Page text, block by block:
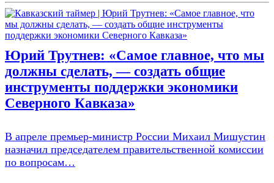
Юрий Трутнев: «Самое главное, что мы
должны сделать, — создать общие
инструменты поддержки экономики
Северного Кавказа»
В апреле премьер-министр России Михаил Мишустин
назначил председателем правительственной комиссии
по вопросам…